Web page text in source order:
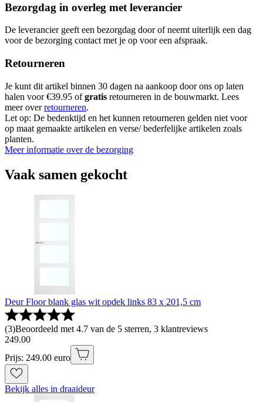
Bezorgdag in overleg met leverancier
De leverancier geeft een bezorgdag door of neemt uiterlijk een dag
voor de bezorging contact met je op voor een afspraak.
Retourneren
Je kunt dit artikel binnen 30 dagen na aankoop door ons op laten
halen voor €39.95 ofgratis retourneren in de bouwmarkt. Lees
meer overretourneren.
Let op: De bedenktijd en het kunnen retourneren gelden niet voor
op maat gemaakte artikelen en verse/ bederfelijke artikelen zoals
planten.
Meer informatie over de bezorging
Vaak samen gekocht
Deur Floor blank glas wit opdek links 83 x 201,5 cm
(3)Beoordeeld met 4.7 van de 5 sterren, 3 klantreviews
249.00
Prijs: 249.00 euro
Bekijk alles in draaideur